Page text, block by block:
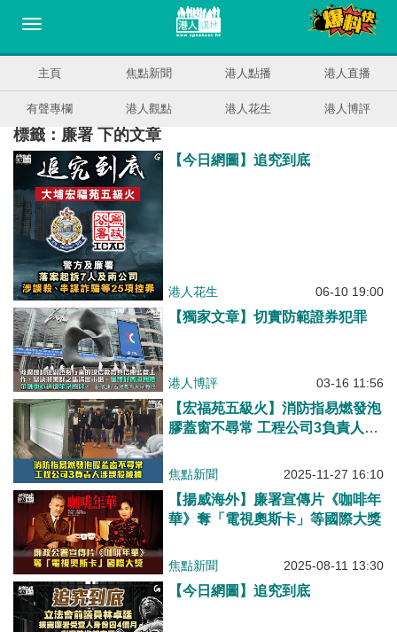
主頁 焦點新聞 港人點播 港人直播
有聲專欄 港人觀點 港人花生 港人博評
標籤：廉署 下的文章
【今日網圖】追究到底
港人花生 06-10 19:00
【獨家文章】切實防範證券犯罪
港人博評 03-16 11:56
【宏福苑五級火】消防指易燃發泡
膠蓋窗不尋常 工程公司3負責人涉
焦點新聞 2025-11-27 16:10
【揚威海外】廉署宣傳片《咖啡年
華》奪「電視奧斯卡」等國際大獎
焦點新聞 2025-08-11 13:30
【今日網圖】追究到底